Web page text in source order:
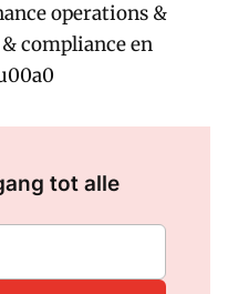
operations &
compliance en
tot alle